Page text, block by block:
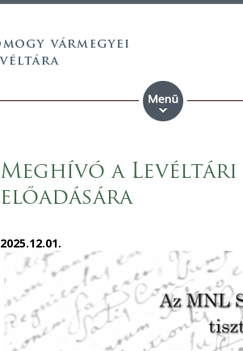
Meghívó a Levéltári
előadására
2025.12.01.